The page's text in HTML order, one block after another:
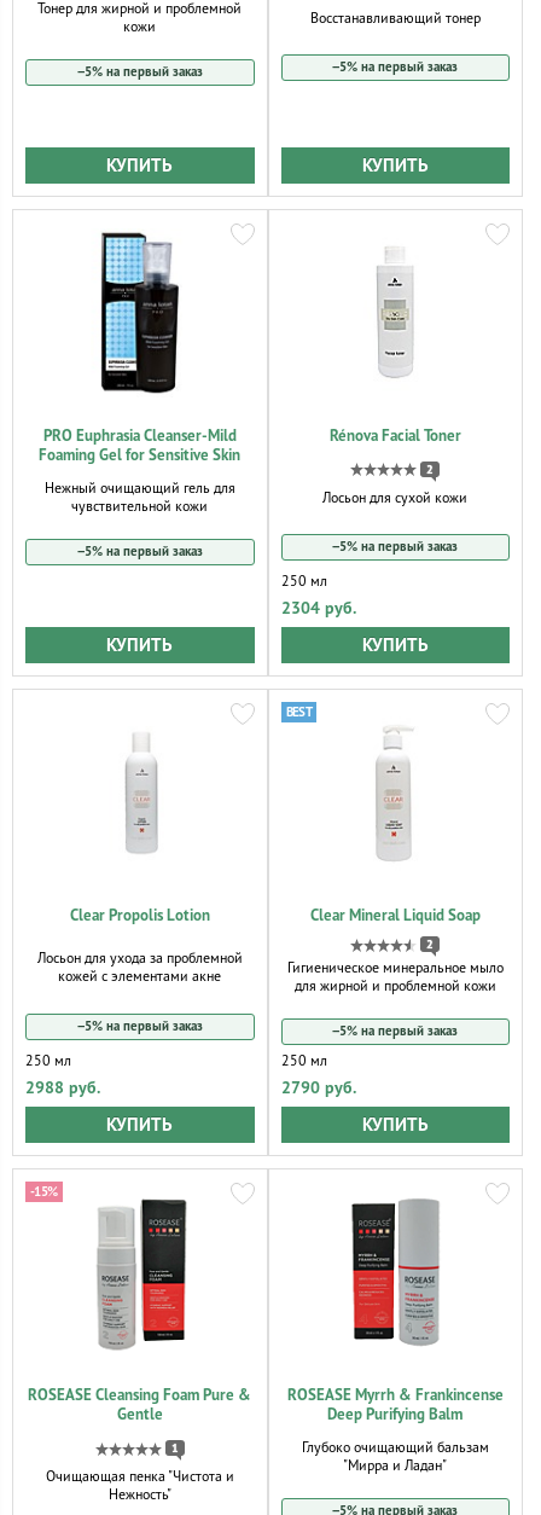
Тонер для жирной и проблемной
кожи
−5% на первый заказ
КУПИТЬ
Восстанавливающий тонер
−5% на первый заказ
КУПИТЬ
PRO Euphrasia Cleanser-Mild
Foaming Gel for Sensitive Skin
Нежный очищающий гель для
чувствительной кожи
−5% на первый заказ
КУПИТЬ
Rénova Facial Toner
2
Лосьон для сухой кожи
−5% на первый заказ
250 мл
2304 руб.
КУПИТЬ
Clear Propolis Lotion
Лосьон для ухода за проблемной
кожей с элементами акне
−5% на первый заказ
250 мл
2988 руб.
КУПИТЬ
Clear Mineral Liquid Soap
2
Гигиеническое минеральное мыло
для жирной и проблемной кожи
−5% на первый заказ
250 мл
2790 руб.
КУПИТЬ
ROSEASE Cleansing Foam Pure &
Gentle
1
Очищающая пенка "Чистота и
Нежность"
-15%
ROSEASE Myrrh & Frankincense
Deep Purifying Balm
Глубоко очищающий бальзам
"Мирра и Ладан"
−5% на первый заказ